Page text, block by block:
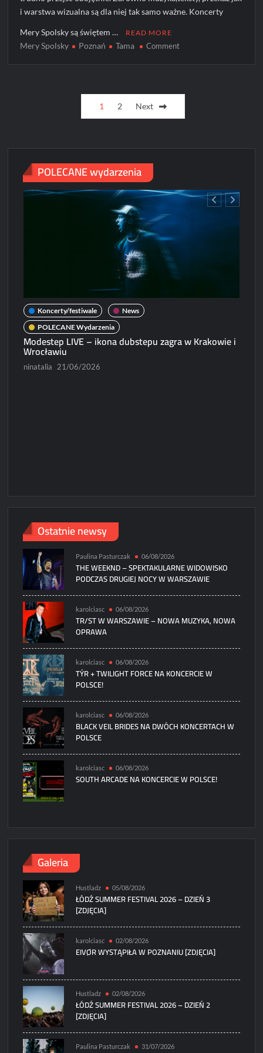
i warstwa wizualna są dla niej tak samo ważne. Koncerty
Mery Spolsky są świętem … READ MORE
Mery Spolsky Poznań Tama Commenton
w
pagination 1 2 Next
POLECANE wydarzenia
Koncerty/festiwale
News
POLECANE Wydarzenia
Modestep LIVE – ikona dubstepu zagra w Krakowie i
Wrocławiu
ninatalia 21/06/2026
Ostatnie newsy
Paulina Pasturczak 06/08/2026
THE WEEKND – SPEKTAKULARNE WIDOWISKO
PODCZAS DRUGIEJ NOCY W WARSZAWIE
karolciasc 06/08/2026
TR/ST W WARSZAWIE – NOWA MUZYKA, NOWA
OPRAWA
karolciasc 06/08/2026
TÝR + TWILIGHT FORCE NA KONCERCIE W
POLSCE!
karolciasc 06/08/2026
BLACK VEIL BRIDES NA DWÓCH KONCERTACH W
POLSCE
karolciasc 06/08/2026
SOUTH ARCADE NA KONCERCIE W POLSCE!
Galeria
Hustladz 05/08/2026
ŁÓDŹ SUMMER FESTIVAL 2026 – DZIEŃ 3
[ZDJĘCIA]
karolciasc 02/08/2026
EIVØR WYSTĄPIŁA W POZNANIU [ZDJĘCIA]
Hustladz 02/08/2026
ŁÓDŹ SUMMER FESTIVAL 2026 – DZIEŃ 2
[ZDJĘCIA]
Paulina Pasturczak 31/07/2026